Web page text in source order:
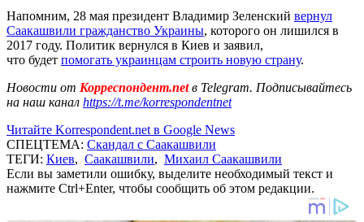
Напомним, 28 мая президент Владимир Зеленский вернул
Саакашвили гражданство Украины, которого он лишился в
2017 году. Политик вернулся в Киев и заявил,
что будет помогать украинцам строить новую страну.
Новости от Корреспондент.netв Telegram. Подписывайтесь
на наш канал https://t.me/korrespondentnet
Читайте Korrespondent.net в Google News
СПЕЦТЕМА: Скандал с Саакашвили
ТЕГИ: Киев, Саакашвили, Михаил Саакашвили
Если вы заметили ошибку, выделите необходимый текст и
нажмите Ctrl+Enter, чтобы сообщить об этом редакции.